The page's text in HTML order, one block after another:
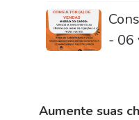
- 06
Aumente suas